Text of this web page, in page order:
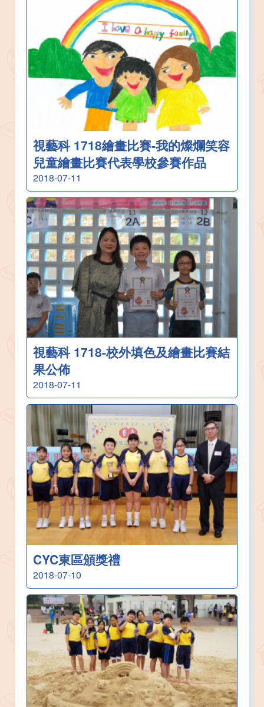
視藝科 1718繪畫比賽-我的燦爛笑容
兒童繪畫比賽代表學校參賽作品
2018-07-11
視藝科 1718-校外填色及繪畫比賽結
果公佈
2018-07-11
CYC東區頒獎禮
2018-07-10